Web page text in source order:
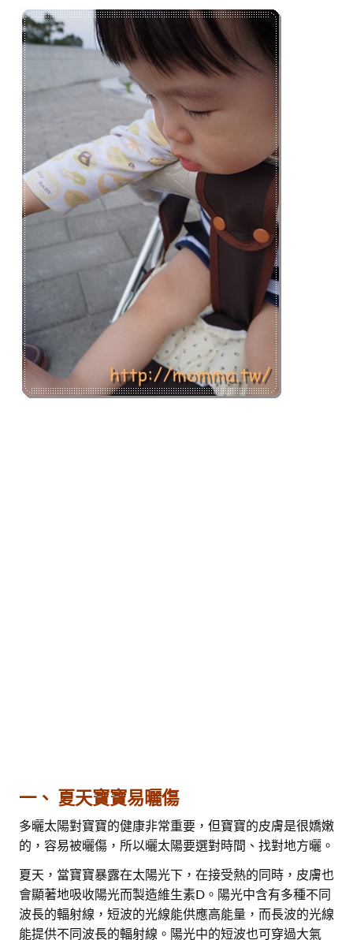
一、 夏天寶寶易曬傷
多曬太陽對寶寶的健康非常重要，但寶寶的皮膚是很嬌嫩
的，容易被曬傷，所以曬太陽要選對時間、找對地方曬。
夏天，當寶寶暴露在太陽光下，在接受熱的同時，皮膚也
會顯著地吸收陽光而製造維生素D。陽光中含有多種不同
波長的輻射線，短波的光線能供應高能量，而長波的光線
能提供不同波長的輻射線。陽光中的短波也可穿過大氣